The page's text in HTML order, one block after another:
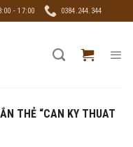
- 17:00 0384.244.344
THẺ “CAN KY THUAT